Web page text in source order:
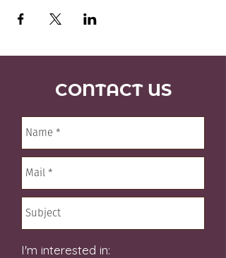
CONTACT US
I'm interested in: